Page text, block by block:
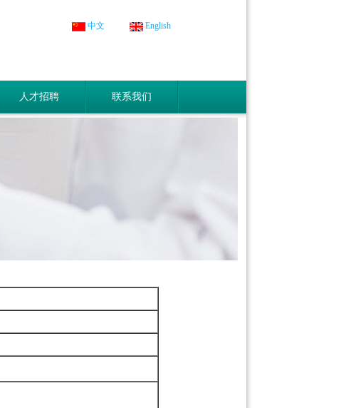
中文 English
人才招聘 联系我们